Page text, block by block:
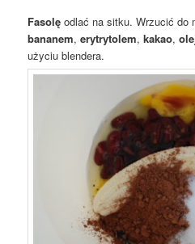
Fasolę odlać na sitku. Wrzucić do
bananem,erytrytolem, kakao,
użyciu blendera.